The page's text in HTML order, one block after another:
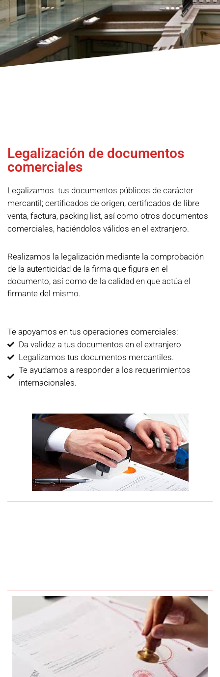
Programas
Legalización de documentos
comerciales
Legalizamos tus documentos públicos de carácter
mercantil; certificados de origen, certificados de libre
venta, factura, packing list, así como otros documentos
comerciales, haciéndolos válidos en el extranjero.
Realizamos la legalización mediante la comprobación
de la autenticidad de la firma que figura en el
documento, así como de la calidad en que actúa el
firmante del mismo.
Te apoyamos en tus operaciones comerciales:
Da validez a tus documentos en el extranjero
Legalizamos tus documentos mercantiles.
Te ayudamos a responder a los requerimientos
internacionales.